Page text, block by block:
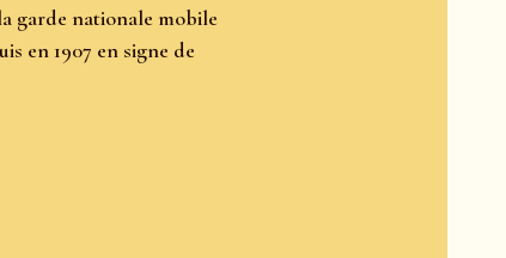
garde nationale mobile
en 1907 en signe de